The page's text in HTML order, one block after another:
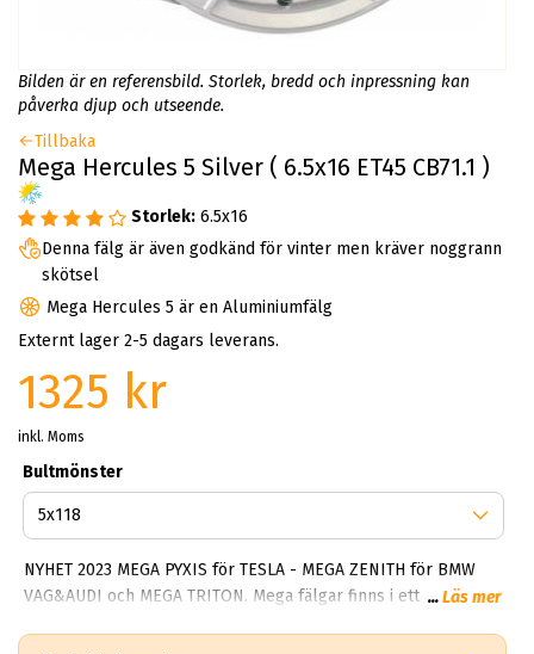
Bilden är en referensbild. Storlek, bredd och inpressning kan
påverka djup och utseende.
Tillbaka
Mega Hercules 5 Silver ( 6.5x16 ET45 CB71.1 )
Storlek: 6.5x16
Denna fälg är även godkänd för vinter men kräver noggrann
skötsel
Mega Hercules 5 är en Aluminiumfälg
Externt lager 2-5 dagars leverans.
1325 kr
inkl. Moms
Bultmönster
NYHET 2023 MEGA PYXIS för TESLA - MEGA ZENITH för BMW
VAG&AUDI och MEGA TRITON. Mega fälgar finns i ett brett
...Läs mer